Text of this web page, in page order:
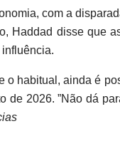
com a
Haddad disse que
o habitual, ainda é
de 2026. ”Não dá